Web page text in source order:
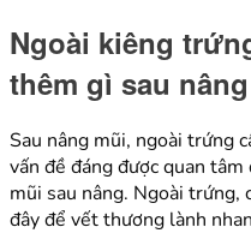
Ngoài kiêng
thêm gì sau
Sau nâng mũi, ngoài trứng
vấn đề đáng được quan
mũi sau nâng. Ngoài trứng,
đây để vết thương lành